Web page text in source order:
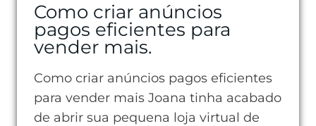
Como criar anúncios
pagos eficientes para
vender mais.
Como criar anúncios pagos eficientes
para vender mais Joana tinha acabado
de abrir sua pequena loja virtual de